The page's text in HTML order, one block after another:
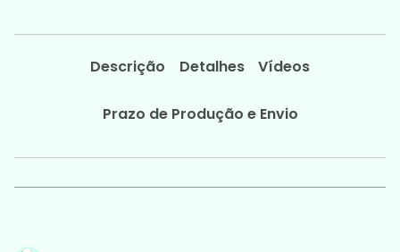
Descrição Detalhes Vídeos
Prazo de Produção e Envio